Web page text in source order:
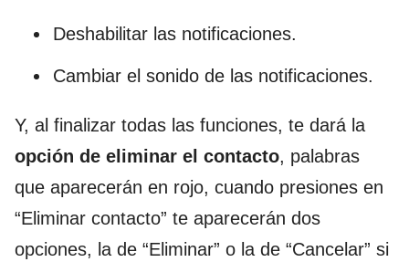
Deshabilitar las notificaciones.
Cambiar el sonido de las notificaciones.
Y, al finalizar todas las funciones, te dará la
opción de eliminar el contacto, palabras
que aparecerán en rojo, cuando presiones en
“Eliminar contacto” te aparecerán dos
opciones, la de “Eliminar” o la de “Cancelar” si